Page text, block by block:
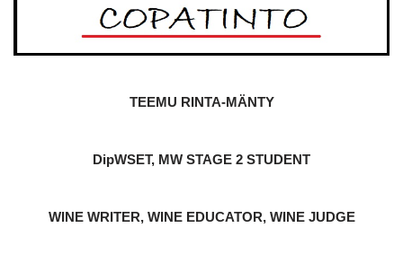
TEEMU RINTA-MÄNTY
DipWSET, MW STAGE 2 STUDENT
WINE WRITER, WINE EDUCATOR, WINE JUDGE